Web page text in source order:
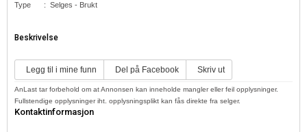
Type
: Selges - Brukt
Beskrivelse
Legg til i mine funn Del på Facebook Skriv ut
AnLast tar forbehold om at Annonsen kan inneholde mangler eller feil opplysninger.
Fullstendige opplysninger iht. opplysningsplikt kan fås direkte fra selger.
Kontaktinformasjon